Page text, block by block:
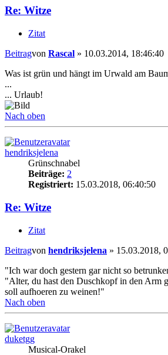
Re: Witze
Zitat
Beitragvon Rascal » 10.03.2014, 18:46:40
Was ist grün und hängt im Urwald am
...
... Urlaub!
Nach oben
hendriksjelena
Grünschnabel
Beiträge: 2
Registriert: 15.03.2018, 06:40:50
Re: Witze
Zitat
Beitragvon hendriksjelena » 15.03.2018,
"Ich war doch gestern gar nicht so
"Alter, du hast den Duschkopf in den Arm
soll aufhoeren zu weinen!"
Nach oben
duketgg
Musical-Orakel